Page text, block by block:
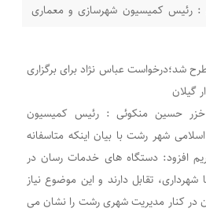
رئیس کمیسیون شهرسازی و معماری
های خدمات رسان در برخی موارد به
شد؛درخواست عباس نژاد برای برگزاری
خزر حسین منکوئی : رئیس کمیسیون
شهر رشت با بیان اینکه متاسفانه
افزود: دستگاه های خدمات رسان در
تقابل دارند و این موضوع نیاز
در کنار مدیریت شهری رشت را نشان می